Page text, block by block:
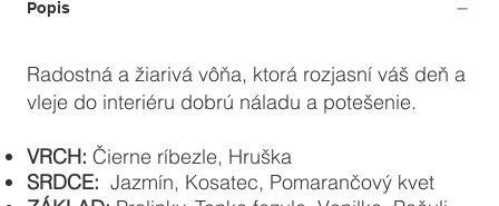
Popis
Radostná a žiarivá vôňa, ktorá rozjasní váš deň a
vleje do interiéru dobrú náladu a potešenie.
VRCH: Čierne ríbezle, Hruška
SRDCE: Jazmín, Kosatec, Pomarančový kvet